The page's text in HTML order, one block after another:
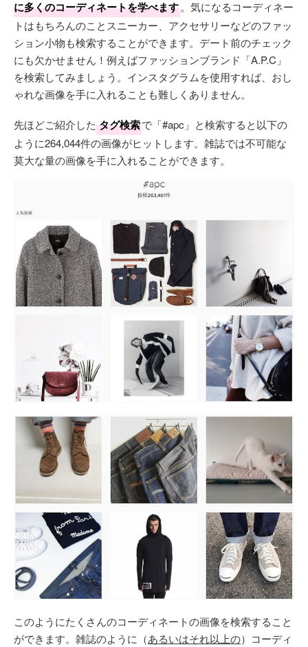
に多くのコーディネートを学べます。気になるコーディネー
トはもちろんのことスニーカー、アクセサリーなどのファッ
ション小物も検索することができます。デート前のチェック
にも欠かせません！例えばファッションブランド「A.P.C」
を検索してみましょう。インスタグラムを使用すれば、おし
ゃれな画像を手に入れることも難しくありません。
先ほどご紹介した タグ検索で「#apc」と検索すると以下の
ように264,044件の画像がヒットします。雑誌では不可能な
莫大な量の画像を手に入れることができます。
このようにたくさんのコーディネートの画像を検索すること
ができます。雑誌のように（あるいはそれ以上の）コーディ